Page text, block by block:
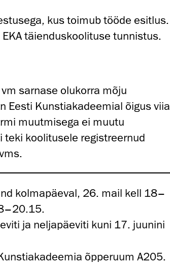
kus toimub tööde esitlus.
täienduskoolituse tunnistus.
sarnase olukorra mõju
Eesti Kunstiakadeemial õigus viia
muutmisega ei muutu
koolitusele registreernud
kolmapäeval, 26. mail kell 18–
ja neljapäeviti kuni 17. juunini
õpperuum A205.